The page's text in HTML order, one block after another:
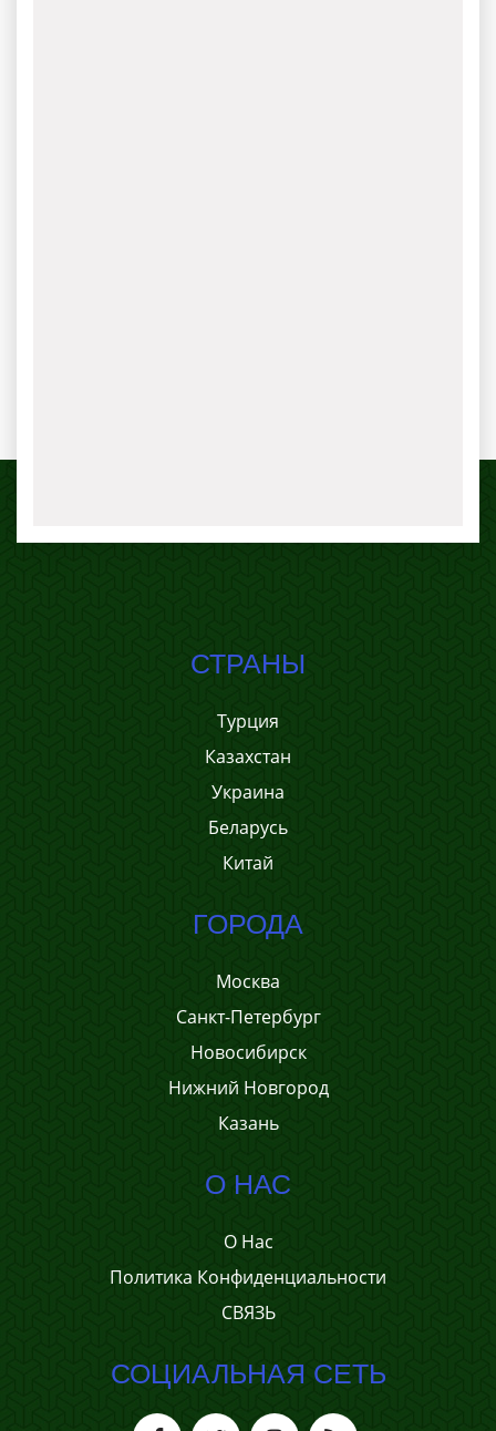
СТРАНЫ
Турция
Казахстан
Украина
Беларусь
Китай
ГОРОДА
Москва
Санкт-Петербург
Новосибирск
Нижний Новгород
Казань
О НАС
О Нас
Политика Конфиденциальности
СВЯЗЬ
СОЦИАЛЬНАЯ СЕТЬ